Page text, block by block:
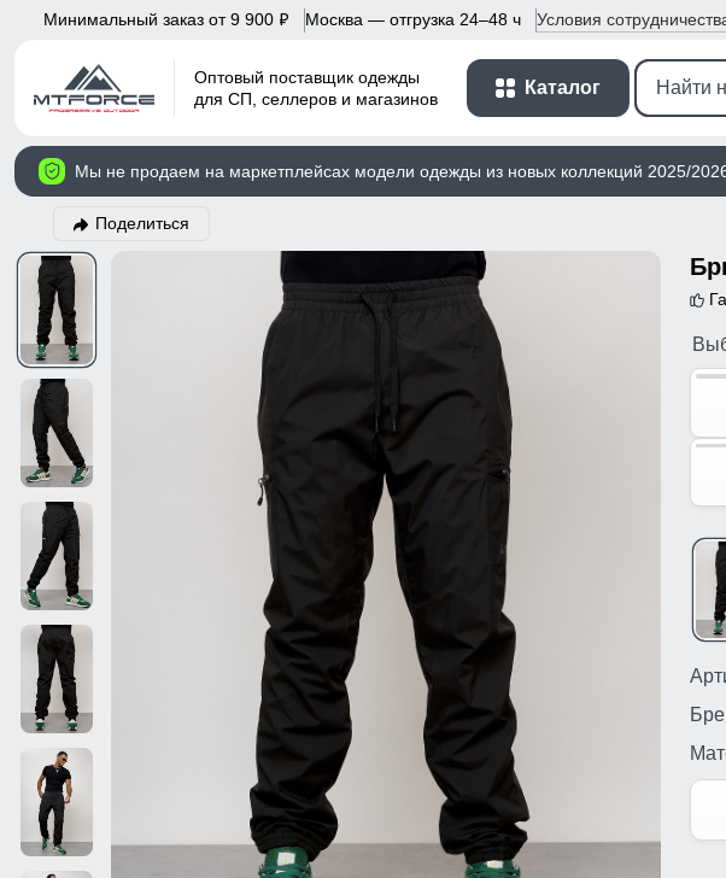
Минимальный заказ от 9 900 p Москва — отгрузка 24–48 ч Условия
Оптовый поставщик одежды
для СП, селлеров и магазинов
Каталог
Мы не продаем на маркетплейсах модели одежды из новых коллекций 2025/
Поделиться